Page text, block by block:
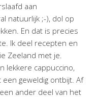
aan
natuurlijk ;-), dol op
En dat is precies
Ik deel recepten en
Zeeland met je.
lekkere cappuccino,
een geweldig ontbijt. Af
ander deel van het